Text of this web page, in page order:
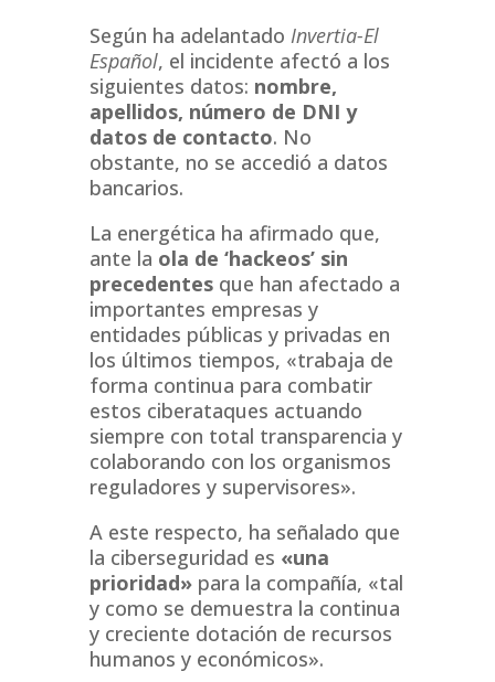
Según ha adelantado Invertia-El
Español, el incidente afectó a los
siguientes datos: nombre,
apellidos, número de DNI y
datos de contacto. No
obstante, no se accedió a datos
bancarios.
La energética ha afirmado que,
ante la ola de ‘hackeos’ sin
precedentes que han afectado a
importantes empresas y
entidades públicas y privadas en
los últimos tiempos, «trabaja de
forma continua para combatir
estos ciberataques actuando
siempre con total transparencia y
colaborando con los organismos
reguladores y supervisores».
A este respecto, ha señalado que
la ciberseguridad es «una
prioridad» para la compañía, «tal
y como se demuestra la continua
y creciente dotación de recursos
humanos y económicos».